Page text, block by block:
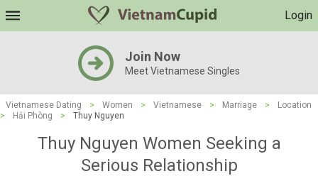
Login
Join Now
Meet Vietnamese Singles
Vietnamese Dating > Women > Vietnamese > Marriage >
Location
>
Hải Phòng > Thuy Nguyen
Thuy Nguyen Women Seeking a
Serious Relationship